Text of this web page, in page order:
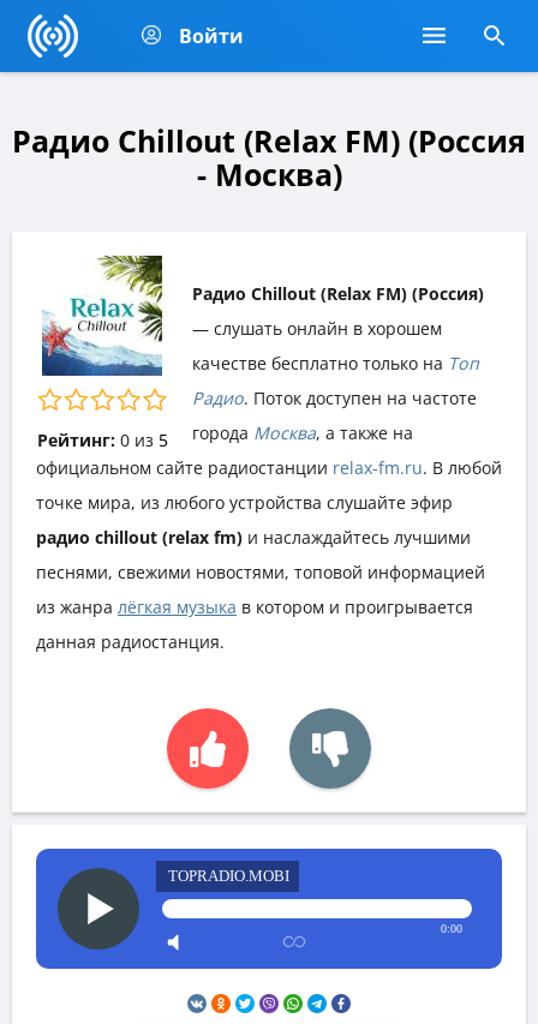
Войти
Радио Chillout (Relax FM) (Россия
- Москва)
Рейтинг: 0из 5
Радио Chillout (Relax FM) (Россия)
— слушать онлайн в хорошем
качестве бесплатно только на Топ
Радио. Поток доступен на частоте
города Москва, а также на
официальном сайте радиостанции relax-fm.ru. В любой
точке мира, из любого устройства слушайте эфир
радио chillout (relax fm) и наслаждайтесь лучшими
песнями, свежими новостями, топовой информацией
из жанра лёгкая музыка в котором и проигрывается
данная радиостанция.
TOPRADIO.MOBI
0:00